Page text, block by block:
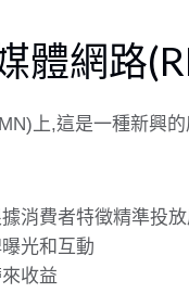
體網路
上,這是一種新興
消費者特徵精準投
光和互動
收益